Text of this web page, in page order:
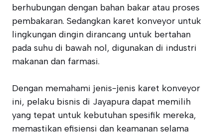
berhubungan dengan bahan bakar atau proses
pembakaran. Sedangkan karet konveyor untuk
lingkungan dingin dirancang untuk bertahan
pada suhu di bawah nol, digunakan di industri
makanan dan farmasi.
Dengan memahami jenis-jenis karet konveyor
ini, pelaku bisnis di Jayapura dapat memilih
yang tepat untuk kebutuhan spesifik mereka,
memastikan efisiensi dan keamanan selama